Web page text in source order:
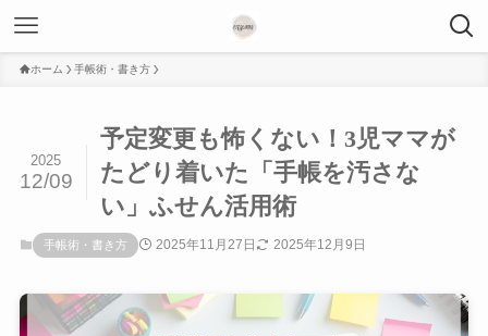
ホーム 手帳術・書き方
予定変更も怖くない！3児ママが
たどり着いた「手帳を汚さな
い」ふせん活用術
2025
12/09
手帳術・書き方 2025年11月27日 2025年12月9日